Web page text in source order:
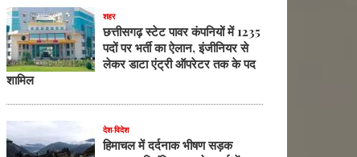
शहर
छत्तीसगढ़ स्टेट पावर कंपनियों में 1235
पदों पर भर्ती का ऐलान, इंजीनियर से
लेकर डाटा एंट्री ऑपरेटर तक के पद
शामिल
देश-विदेश
हिमाचल में दर्दनाक भीषण सड़क